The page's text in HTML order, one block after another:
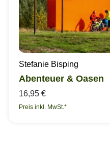
Stefanie Bisping
Abenteuer & Oasen
16,95 €
Preis inkl. MwSt.*